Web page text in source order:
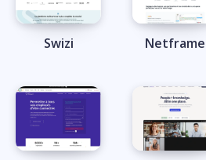
Swizi Netframe